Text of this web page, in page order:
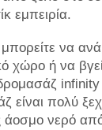
εμπειρία.
να
χώρο ή να
είναι πολύ
άοσμο νερό